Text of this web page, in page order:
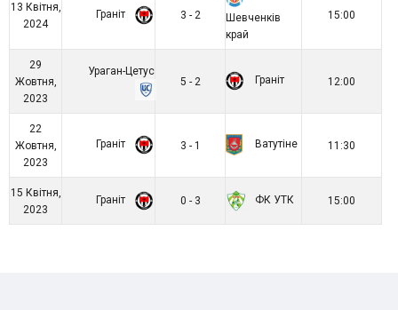
13 Квітня,
2024
Граніт 3 - 2
Шевченків
край
15:00
29
Жовтня,
2023
Ураган-Цетус
5 - 2
Граніт 12:00
22
Жовтня,
2023
Граніт 3 - 1 Ватутіне 11:30
15 Квітня,
2023
Граніт 0 - 3 ФК УТК 15:00